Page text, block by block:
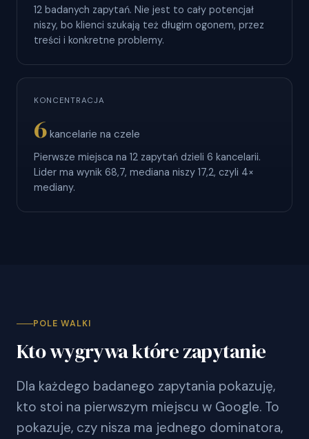
12 badanych zapytań. Nie jest to cały potencjał
niszy, bo klienci szukają też długim ogonem, przez
treści i konkretne problemy.
KONCENTRACJA
6 kancelarie na czele
Pierwsze miejsca na 12 zapytań dzieli 6 kancelarii.
Lider ma wynik 68,7, mediana niszy 17,2, czyli 4×
mediany.
POLE WALKI
Kto wygrywa które zapytanie
Dla każdego badanego zapytania pokazuję,
kto stoi na pierwszym miejscu w Google. To
pokazuje, czy nisza ma jednego dominatora,